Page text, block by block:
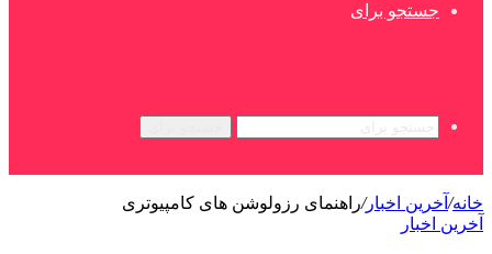
جستجو برای
خانه/ آخرین اخبار/راهنمای رزولوشن های کامپیوتری
آخرین اخبار